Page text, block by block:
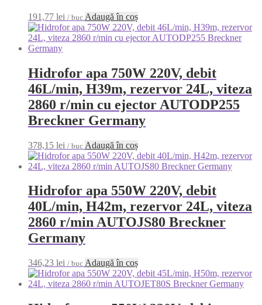
191,77 lei / buc Adaugă în coș
Hidrofor apa 750W 220V, debit
46L/min, H39m, rezervor 24L, viteza
2860 r/min cu ejector AUTODP255
Breckner Germany
378,15 lei / buc Adaugă în coș
Hidrofor apa 550W 220V, debit
40L/min, H42m, rezervor 24L, viteza
2860 r/min AUTOJS80 Breckner
Germany
346,23 lei / buc Adaugă în coș